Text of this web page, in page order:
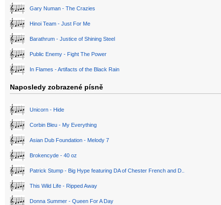
Gary Numan - The Crazies
Hinoi Team - Just For Me
Barathrum - Justice of Shining Steel
Public Enemy - Fight The Power
In Flames - Artifacts of the Black Rain
Naposledy zobrazené písně
Unicorn - Hide
Corbin Bleu - My Everything
Asian Dub Foundation - Melody 7
Brokencyde - 40 oz
Patrick Stump - Big Hype featuring DA of Chester French and D..
This Wild Life - Ripped Away
Donna Summer - Queen For A Day